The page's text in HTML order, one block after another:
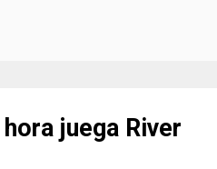
juega River